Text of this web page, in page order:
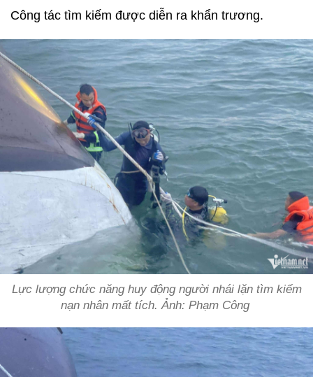
Công tác tìm kiếm được diễn ra khẩn trương.
Lực lượng chức năng huy động người nhái lặn tìm kiếm
nạn nhân mất tích. Ảnh: Phạm Công